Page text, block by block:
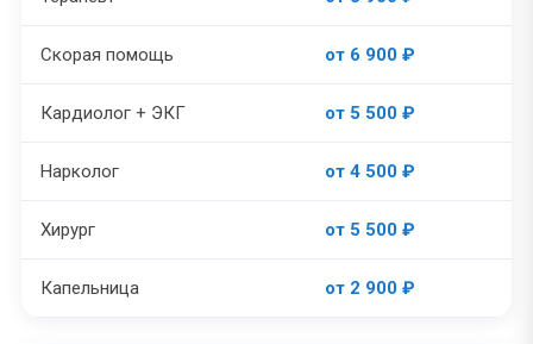
Скорая помощь от 6 900 ₽
Кардиолог + ЭКГ от 5 500 ₽
Нарколог от 4 500 ₽
Хирург от 5 500 ₽
Капельница от 2 900 ₽